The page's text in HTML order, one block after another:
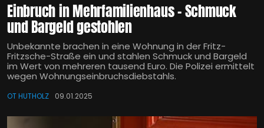
Einbruch in Mehrfamilienhaus - Schmuck
und Bargeld gestohlen
Unbekannte brachen in eine Wohnung in der Fritz-
Fritzsche-Straße ein und stahlen Schmuck und Bargeld
im Wert von mehreren tausend Euro. Die Polizei ermittelt
wegen Wohnungseinbruchsdiebstahls.
OT HUTHOLZ 09.01.2025